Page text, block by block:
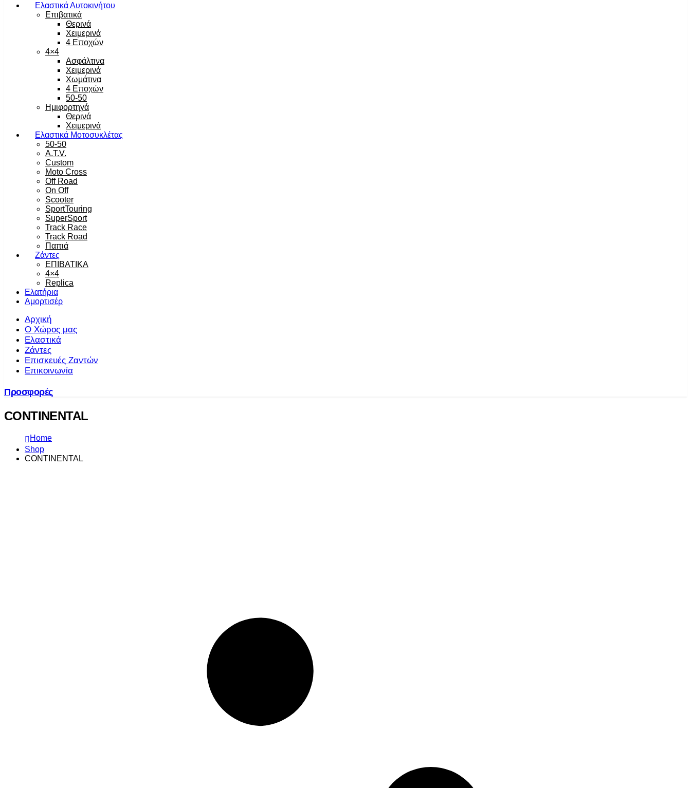
Ελαστικά Αυτοκινήτου
Επιβατικά
Θερινά
Χειμερινά
4 Εποχών
4×4
Ασφάλτινα
Χειμερινά
Χωμάτινα
4 Εποχών
50-50
Ημιφορτηγά
Θερινά
Χειμερινά
Ελαστικά Μοτοσυκλέτας
50-50
A.T.V.
Custom
Moto Cross
Off Road
On Off
Scooter
SportTouring
SuperSport
Track Race
Track Road
Παπιά
Ζάντες
ΕΠΙΒΑΤΙΚΑ
4×4
Replica
Ελατήρια
Αμορτισέρ
Αρχική
Ο Χώρος μας
Ελαστικά
Ζάντες
Επισκευές Ζαντών
Επικοινωνία
Προσφορές
CONTINENTAL
Home
Shop
CONTINENTAL